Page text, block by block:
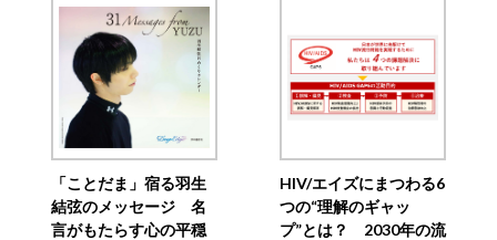
「ことだま」宿る羽生
結弦のメッセージ 名
言がもたらす心の平穏
HIV/エイズにまつわる6
つの“理解のギャッ
プ”とは？ 2030年の流